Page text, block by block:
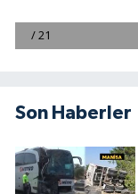
Son Haberler